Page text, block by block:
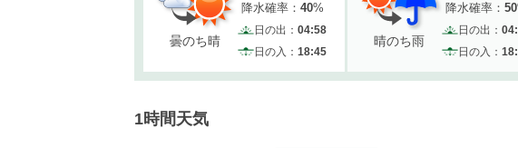
曇のち晴
降水確率： 40%
日の出： 04:58
日の入： 18:45
晴のち雨
降水確率： 50
日の出：
日の入：
1時間天気